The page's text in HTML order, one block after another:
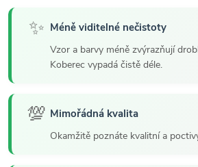
✨ Méně viditelné nečistoty
Vzor a barvy méně zvýrazňují
Koberec vypadá čistě déle.
💯 Mimořádná kvalita
Okamžitě poznáte kvalitní a